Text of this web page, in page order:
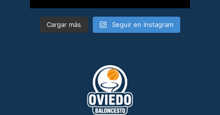
Cargar más Seguir en Instagram